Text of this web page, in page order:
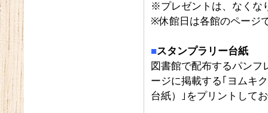
※プレゼントは、なくな
※休館日は各館のページ
■スタンプラリー台紙
図書館で配布するパンフ
ージに掲載する｢ヨムキ
台紙）｣をプリントして